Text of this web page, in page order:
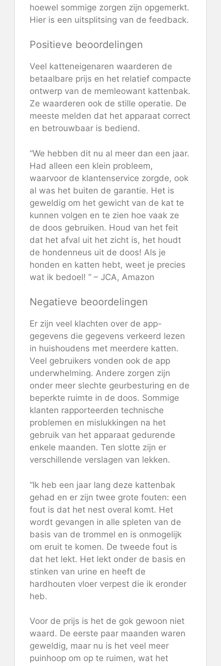
hoewel sommige zorgen zijn opgemerkt.
Hier is een uitsplitsing van de feedback.
Positieve beoordelingen
Veel katteneigenaren waarderen de
betaalbare prijs en het relatief compacte
ontwerp van de memleowant kattenbak.
Ze waarderen ook de stille operatie. De
meeste melden dat het apparaat correct
en betrouwbaar is bediend.
“We hebben dit nu al meer dan een jaar.
Had alleen een klein probleem,
waarvoor de klantenservice zorgde, ook
al was het buiten de garantie. Het is
geweldig om het gewicht van de kat te
kunnen volgen en te zien hoe vaak ze
de doos gebruiken. Houd van het feit
dat het afval uit het zicht is, het houdt
de hondenneus uit de doos! Als je
honden en katten hebt, weet je precies
wat ik bedoel! ” – JCA, Amazon
Negatieve beoordelingen
Er zijn veel klachten over de app-
gegevens die gegevens verkeerd lezen
in huishoudens met meerdere katten.
Veel gebruikers vonden ook de app
underwhelming. Andere zorgen zijn
onder meer slechte geurbesturing en de
beperkte ruimte in de doos. Sommige
klanten rapporteerden technische
problemen en mislukkingen na het
gebruik van het apparaat gedurende
enkele maanden. Ten slotte zijn er
verschillende verslagen van lekken.
“Ik heb een jaar lang deze kattenbak
gehad en er zijn twee grote fouten: een
fout is dat het nest overal komt. Het
wordt gevangen in alle spleten van de
basis van de trommel en is onmogelijk
om eruit te komen. De tweede fout is
dat het lekt. Het lekt onder de basis en
stinken van urine en heeft de
hardhouten vloer verpest die ik eronder
heb.
Voor de prijs is het de gok gewoon niet
waard. De eerste paar maanden waren
geweldig, maar nu is het veel meer
puinhoop om op te ruimen, wat het